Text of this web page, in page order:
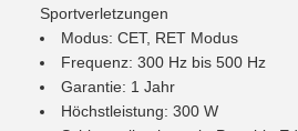
Sportverletzungen
Modus: CET, RET Modus
Frequenz: 300 Hz bis 500 Hz
Garantie: 1 Jahr
Höchstleistung: 300 W